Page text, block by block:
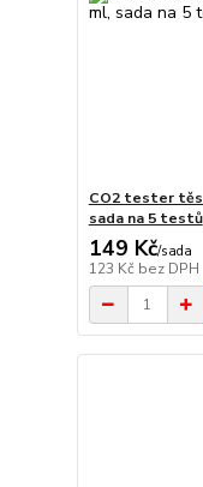
CO2 tester
sada na 5 testů
149 Kč/sada
123 Kč bez DPH